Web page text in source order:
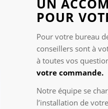
POUR
Pour votre bureau
conseillers sont à
à toutes vos
votre commande.
Notre équipe se
l’installation de